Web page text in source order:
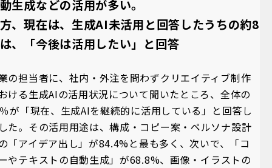
生成などの活用が多い。
、現在は、生成AI未活用と回答したうちの約8
、「今後は活用したい」と回答
の担当者に、社内・外注を問わずクリエイティブ制作
ける生成AIの活用状況について聞いたところ、全体の
が「現在、生成AIを継続的に活用している」と回答し
た。その活用用途は、構成・コピー案・ペルソナ設計
「アイデア出し」が84.4%と最も多く、次いで、「コ
やテキストの自動生成」が68.8%、画像・イラストの